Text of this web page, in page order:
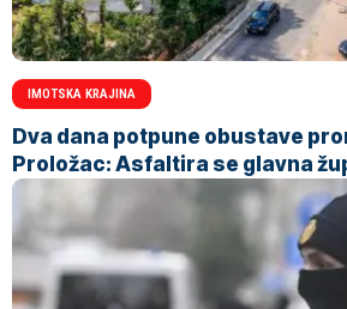
IMOTSKA KRAJINA
Dva dana potpune obustave
Proložac: Asfaltira se glavna